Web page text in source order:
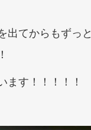
出てからもずっ
ます！！！！！